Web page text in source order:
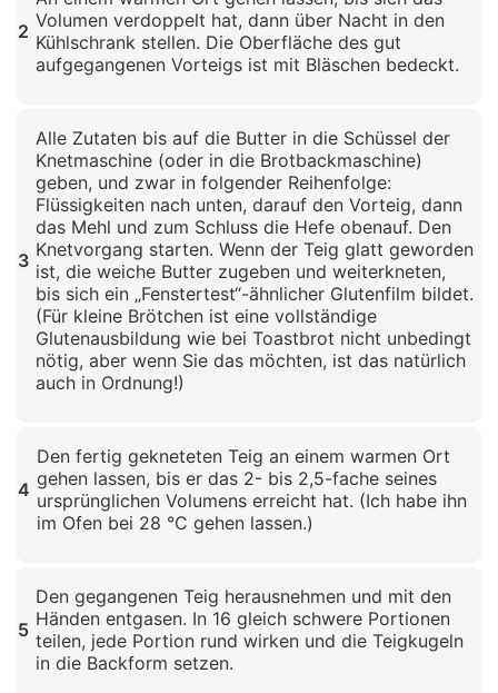
2 Volumen verdoppelt hat, dann über Nacht in den
Kühlschrank stellen. Die Oberfläche des gut
aufgegangenen Vorteigs ist mit Bläschen bedeckt.
3
Alle Zutaten bis auf die Butter in die Schüssel der
Knetmaschine (oder in die Brotbackmaschine)
geben, und zwar in folgender Reihenfolge:
Flüssigkeiten nach unten, darauf den Vorteig, dann
das Mehl und zum Schluss die Hefe obenauf. Den
Knetvorgang starten. Wenn der Teig glatt geworden
ist, die weiche Butter zugeben und weiterkneten,
bis sich ein „Fenstertest“-ähnlicher Glutenfilm bildet.
(Für kleine Brötchen ist eine vollständige
Glutenausbildung wie bei Toastbrot nicht unbedingt
nötig, aber wenn Sie das möchten, ist das natürlich
auch in Ordnung!)
4
Den fertig gekneteten Teig an einem warmen Ort
gehen lassen, bis er das 2- bis 2,5-fache seines
ursprünglichen Volumens erreicht hat. (Ich habe ihn
im Ofen bei 28 °C gehen lassen.)
5
Den gegangenen Teig herausnehmen und mit den
Händen entgasen. In 16 gleich schwere Portionen
teilen, jede Portion rund wirken und die Teigkugeln
in die Backform setzen.